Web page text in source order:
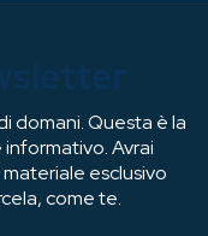
domani. Questa è la
Avrai
esclusivo
come te.